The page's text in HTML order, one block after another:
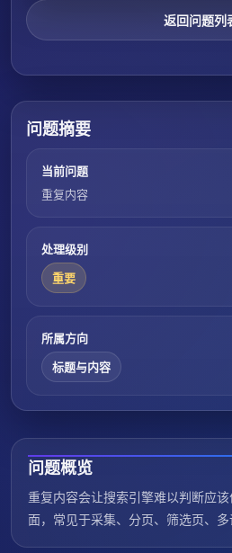
返回问题列
问题摘要
当前问题
重复内容
处理级别
重要
所属方向
标题与内容
问题概览
重复内容会让搜索引擎难以判断应
面，常见于采集、分页、筛选页、多